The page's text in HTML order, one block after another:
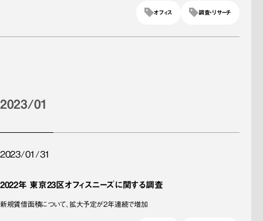
調査・リサーチ
オフィス
2023/01
2023/01/31
2022年 東京23区オフィスニーズに関する調査
新規賃借面積について、拡大予定が2年連続で増加